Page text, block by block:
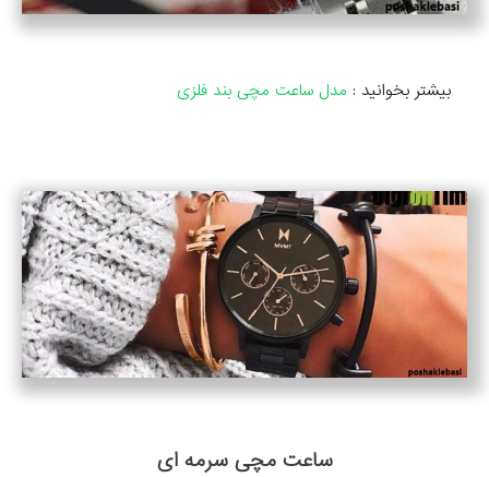
بیشتر بخوانید : مدل ساعت مچی بند فلزی
ساعت مچی سرمه ای